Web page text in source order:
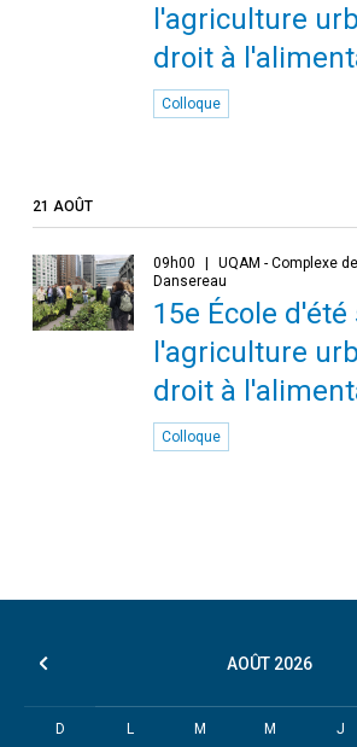
l'agriculture
droit à
Colloque
21 AOÛT
09h00
UQAM - Complexe
Dansereau
15e École d'été
l'agriculture
droit à
Colloque
AOÛT 2026
D L M M J